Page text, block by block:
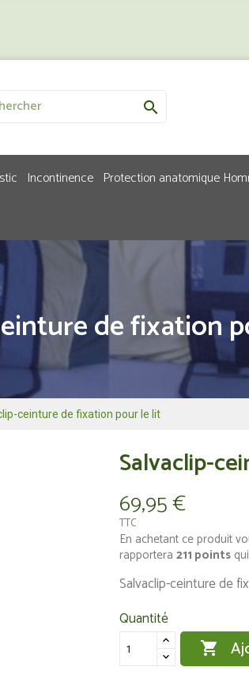

Incontinence Protection anatomique
de fixation
ceinture de fixation pour le lit
Salvaclip-
69,95 €
TTC
En achetant ce produit
rapportera 211 points
Salvaclip-ceinture de
Quantité
